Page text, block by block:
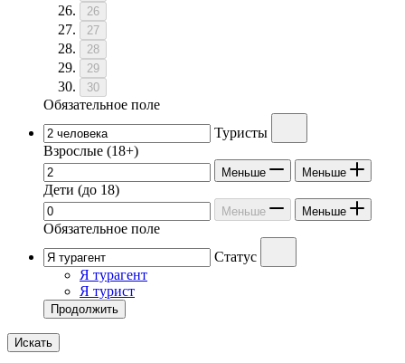
26
27
28
29
30
Обязательное поле
Туристы
Взрослые (18+)
Меньше Меньше
Дети (до 18)
Меньше Меньше
Обязательное поле
Статус
Я турагент
Я турист
Продолжить
Искать